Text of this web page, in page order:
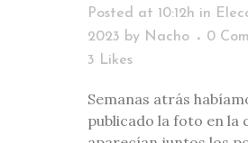
Posted at 10:12h in
2023 by Nacho
0
3 Likes
Semanas atrás
publicado la foto en la